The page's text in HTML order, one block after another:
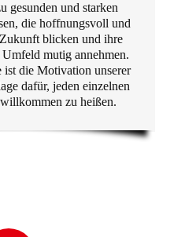
gesunden und starken
die hoffnungsvoll und
blicken und ihre
mutig annehmen.
die Motivation unserer
dafür, jeden einzelnen
zu heißen.